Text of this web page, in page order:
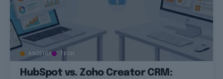
ANZEIGE TECH
HubSpot vs. Zoho Creator CRM: